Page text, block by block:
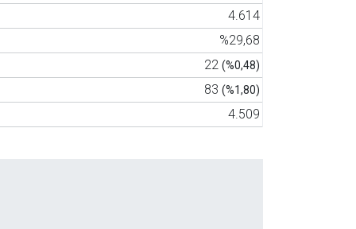
4.614
%29,68
22 (%0,48)
83 (%1,80)
4.509